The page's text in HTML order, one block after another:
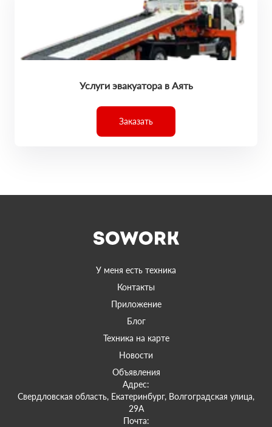
Услуги эвакуатора в Аять
Заказать
У меня есть техника
Контакты
Приложение
Блог
Техника на карте
Новости
Объявления
Адрес:
Свердловская область, Екатеринбург, Волгоградская улица,
29А
Почта: